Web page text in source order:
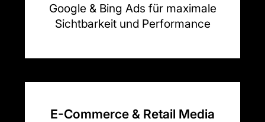
Google & Bing Ads für maximale
Sichtbarkeit und Performance
E-Commerce & Retail Media